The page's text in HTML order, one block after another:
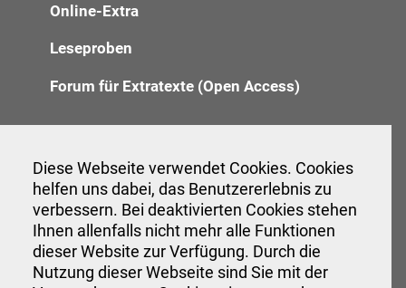
Diese Webseite verwendet Cookies. Cookies
helfen uns dabei, das Benutzererlebnis zu
verbessern. Bei deaktivierten Cookies stehen
Ihnen allenfalls nicht mehr alle Funktionen
dieser Website zur Verfügung. Durch die
Nutzung dieser Webseite sind Sie mit der
Online-Extra
Leseproben
Forum für Extratexte (Open Access)
Anzeigenannahme
Verwaltung